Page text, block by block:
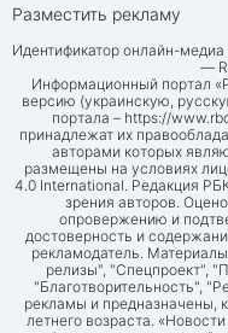
Разместить рекламу
Идентификатор онлайн-
—
Информационный портал
версию (украинскую,
портала – https://
принадлежат их
авторами которых
размещены на условиях
4.0 International. Редакция
зрения авторов.
опровержению и
достоверность и
рекламодатель.
релизы", "Спецпроект",
"Благотворительность",
рекламы и предназначены,
летнего возраста.